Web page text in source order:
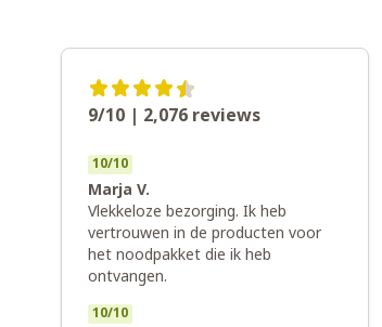
9/10 | 2,076 reviews
10/10
Marja V.
Vlekkeloze bezorging. Ik heb
vertrouwen in de producten voor
het noodpakket die ik heb
ontvangen.
10/10